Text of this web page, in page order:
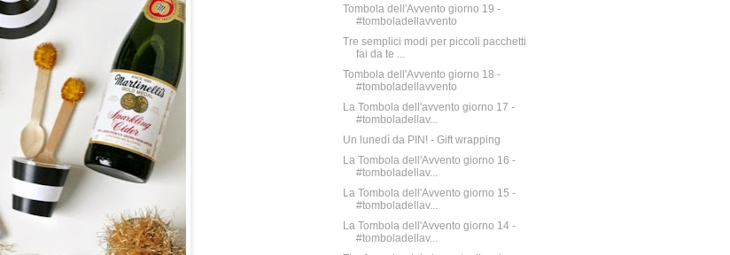
Tombola dell'Avvento giorno 19 -
#tomboladellavvento
Tre semplici modi per piccoli pacchetti
fai da te ...
Tombola dell'Avvento giorno 18 -
#tomboladellavvento
La Tombola dell'avvento giorno 17 -
#tomboladellav...
Un lunedì da PIN! - Gift wrapping
La Tombola dell'Avvento giorno 16 -
#tomboladellav...
La Tombola dell'Avvento giorno 15 -
#tomboladellav...
La Tombola dell'Avvento giorno 14 -
#tomboladellav...